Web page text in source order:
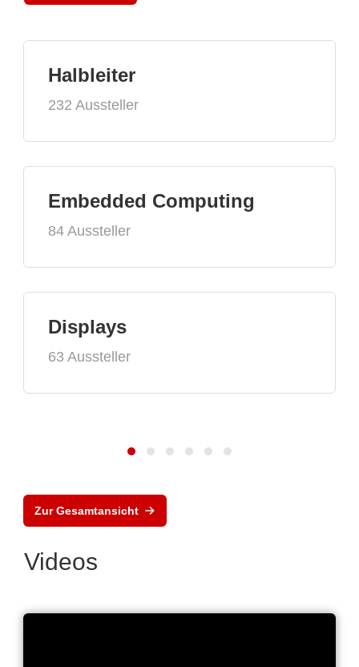
Halbleiter
232 Aussteller
Embedded Computing
84 Aussteller
Displays
63 Aussteller
Zur Gesamtansicht
Videos